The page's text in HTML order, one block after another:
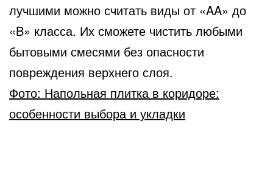
лучшими можно считать виды от «AA» до
«B» класса. Их сможете чистить любыми
бытовыми смесями без опасности
повреждения верхнего слоя.
Фото: Напольная плитка в коридоре:
особенности выбора и укладки